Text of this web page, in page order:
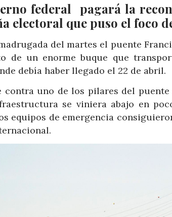
federal pagará la
electoral que puso el foco
del martes el puente
de un enorme buque que
debía haber llegado el 22 de abril.
contra uno de los pilares del
se viniera abajo en
equipos de emergencia